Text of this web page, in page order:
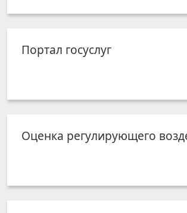
Портал госуслуг
Оценка регулирующего